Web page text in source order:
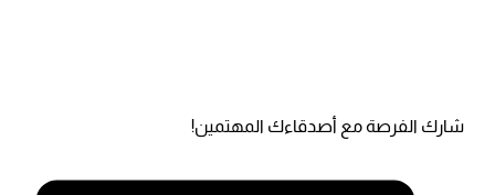
شارك الفرصة مع أصدقاءك المهتمين!